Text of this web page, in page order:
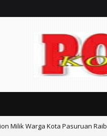
Milik Warga Kota Pasuruan
Harus Berdasarkan Fakta,